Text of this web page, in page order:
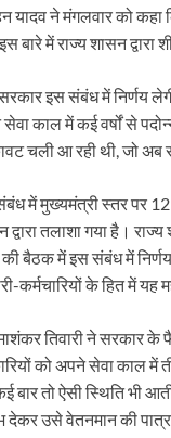
ने मंगलवार को कहा
बारे में राज्य शासन द्वारा
इस संबंध में निर्णय
काल में कई वर्षों से
चली आ रही थी, जो अब
में मुख्यमंत्री स्तर पर
द्वारा तलाशा गया है।
बैठक में इस संबंध में
कर्मचारियों के हित में यह
तिवारी ने
को अपने सेवा काल में
बार तो ऐसी स्थिति भी
देकर उसे वेतनमान की